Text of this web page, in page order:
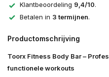
Klantbeoordeling 9,4/10.
Betalen in 3 termijnen.
Productomschrijving
Toorx Fitness Body Bar –
functionele workouts